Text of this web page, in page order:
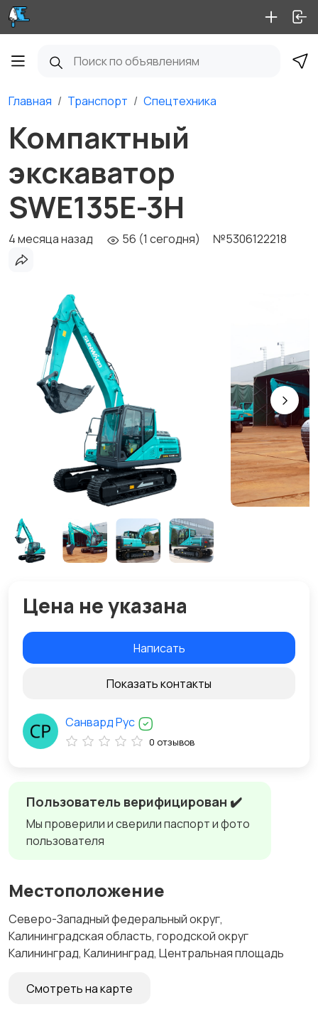
Главная Транспорт Спецтехника
Компактный
экскаватор
SWE135E-3H
4 месяца назад 56 (1 сегодня) №5306122218
Пользователь верифицирован ✔️
Мы проверили и сверили паспорт и фото
пользователя
Местоположение
Северо-Западный федеральный округ,
Калининградская область, городской округ
Калининград, Калининград, Центральная площадь
Смотреть на карте
Цена не указана
Написать
Показать контакты
Санвард Рус
0 отзывов